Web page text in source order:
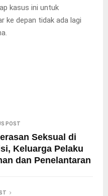
kasus ini untuk
ke depan tidak ada lagi
POST
Seksual di
Keluarga Pelaku
dan Penelantaran